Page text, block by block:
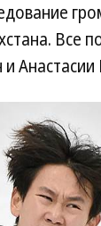
Все